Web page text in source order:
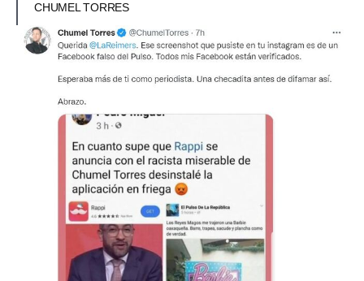
CHUMEL TORRES